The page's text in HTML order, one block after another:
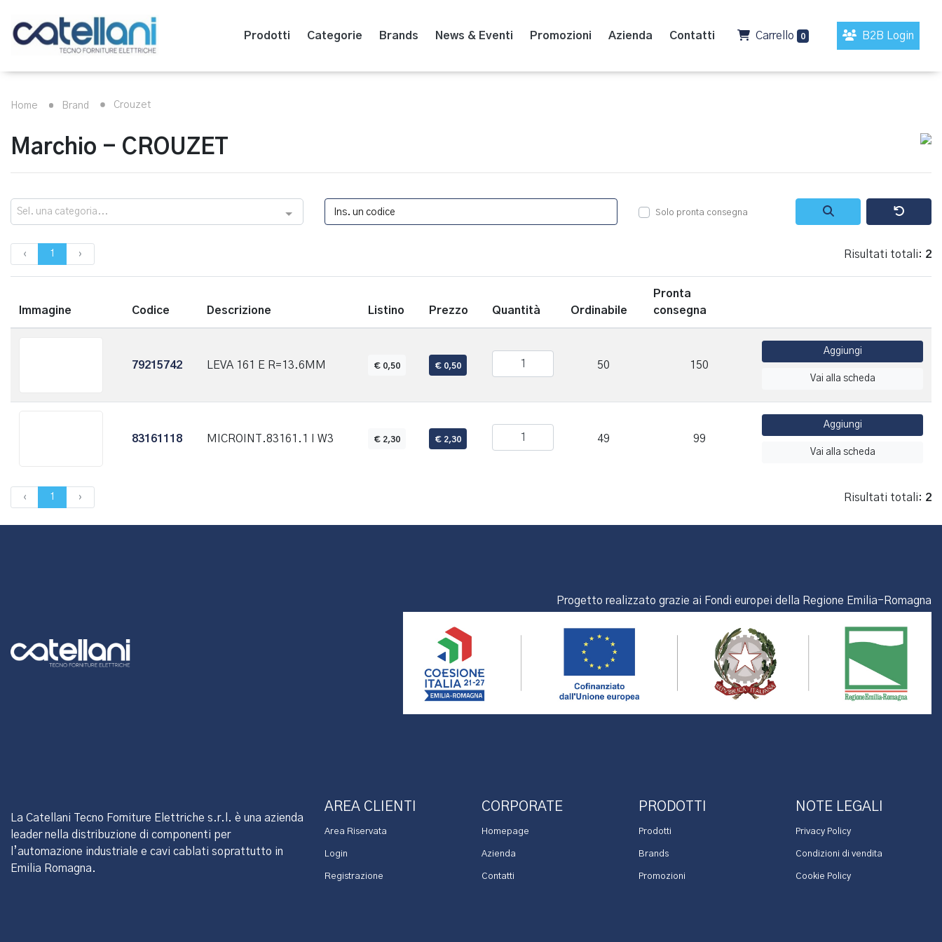
Prodotti Categorie Brands News & Eventi Promozioni Azienda Contatti Carrello 0 B2B Login
Home Brand Crouzet
Marchio - CROUZET
Sel. una categoria... Solo pronta consegna
‹ 1 › Risultati totali: 2
Immagine Codice Descrizione Listino Prezzo Quantità Ordinabile
Pronta
consegna
79215742 LEVA 161 E R=13.6MM € 0,50 € 0,50 50 150
Aggiungi
Vai alla scheda
83161118 MICROINT.83161.1 I W3 € 2,30 € 2,30 49 99
Aggiungi
Vai alla scheda
‹ 1 › Risultati totali: 2
Progetto realizzato grazie ai Fondi europei della Regione Emilia-Romagna
La Catellani Tecno Forniture Elettriche s.r.l. è una azienda
leader nella distribuzione di componenti per
l’automazione industriale e cavi cablati soprattutto in
Emilia Romagna.
AREA CLIENTI
Area Riservata
Login
Registrazione
CORPORATE
Homepage
Azienda
Contatti
PRODOTTI
Prodotti
Brands
Promozioni
NOTE LEGALI
Privacy Policy
Condizioni di vendita
Cookie Policy